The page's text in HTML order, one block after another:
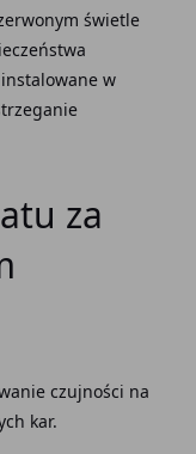
świetle
w
za
czujności na
kar.